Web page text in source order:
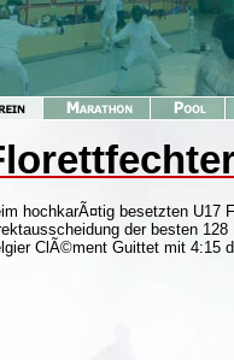
hochkarÃ¤tig besetzten U17
der besten
ClÃ©ment Guittet mit 4:15